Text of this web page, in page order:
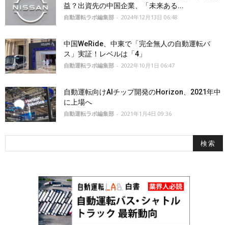
益？出資先の中国企業、「未来ある...
自動運転ラボ編集部 - 2024年12月13日 06:48
中国WeRide、中東で「完全無人の自動運転バ
ス」実証！レベルは「4」
自動運転ラボ編集部 - 2022年10月1日 06:47
自動運転向けAIチップ開発のHorizon、2021年中
に上場へ
自動運転ラボ編集部 - 2021年1月4日 09:36